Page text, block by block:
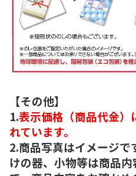
【その他】
1.表示価格（商品代金）
れています。
2.商品写真はイメージで
けの器、小物等は商品